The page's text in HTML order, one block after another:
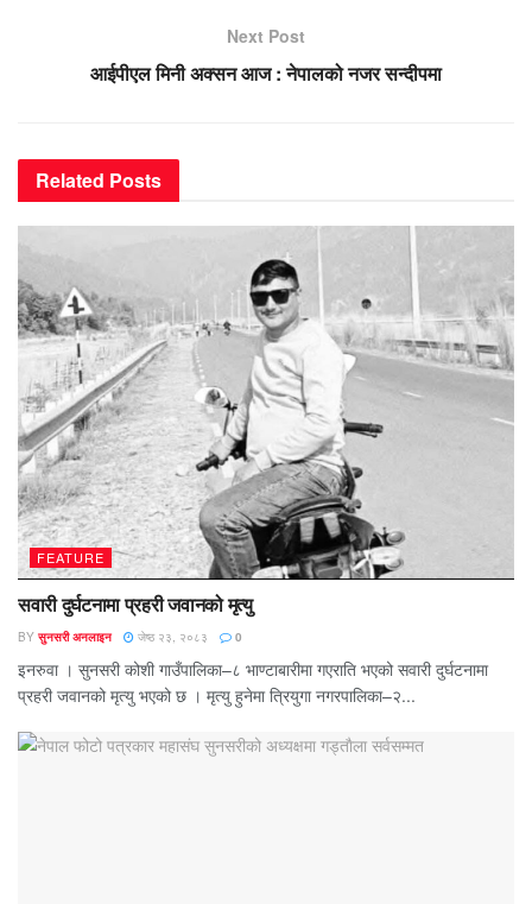
Next Post
आईपीएल मिनी अक्सन आज : नेपालको नजर सन्दीपमा
Related Posts
FEATURE
सवारी दुर्घटनामा प्रहरी जवानको मृत्यु
BY सुनसरी अनलाइन जेष्ठ २३, २०८३ 0
इनरुवा । सुनसरी कोशी गाउँपालिका–८ भाण्टाबारीमा गएराति भएको सवारी दुर्घटनामा
प्रहरी जवानको मृत्यु भएको छ । मृत्यु हुनेमा त्रियुगा नगरपालिका–२...